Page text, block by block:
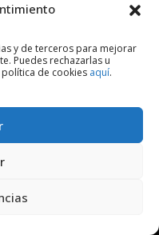
y de terceros para mejorar
Puedes rechazarlas u
de cookies aquí.